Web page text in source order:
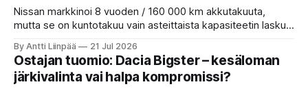
Nissan markkinoi 8 vuoden / 160 000 km akkutakuuta,
mutta se on kuntotakuu vain asteittaista kapasiteetin laskua
piiriin. Näin tulkinta toimii käytännössä ja mitä omistajan
kannattaa tehdä.
By Antti Liinpää 21 Jul 2026
Ostajan tuomio: Dacia Bigster – kesäloman
järkivalinta vai halpa kompromissi?